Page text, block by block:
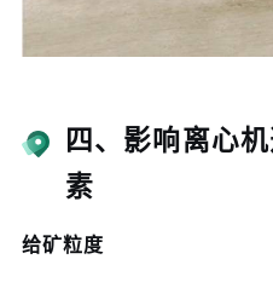
四、影响离心
素
给矿粒度